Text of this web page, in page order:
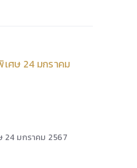
ศษ 24 มกราคม
24 มกราคม 2567